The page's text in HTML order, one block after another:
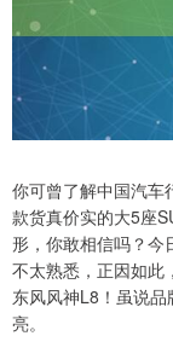
你可曾了解中国汽车
款货真价实的大5座
形，你敢相信吗？今
不太熟悉，正因如此
东风风神L8！虽说
亮。